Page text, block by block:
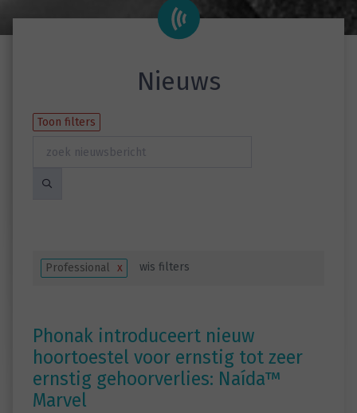
Nieuws
Toon filters
Professional x wis filters
Phonak introduceert nieuw
hoortoestel voor ernstig tot zeer
ernstig gehoorverlies: Naída™
Marvel